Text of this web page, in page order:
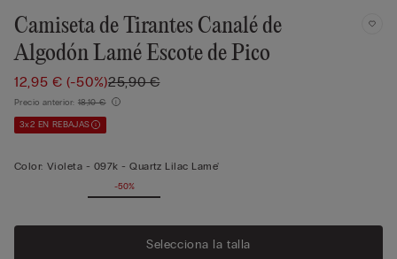
Camiseta de Tirantes Canalé de
Algodón Lamé Escote de Pico
12,95 €(-50%)25,90 €
Precio anterior: 18,10 € i
3x2 EN REBAJAS
Color: Violeta - 097k - Quartz Lilac Lame'
-50%
Selecciona la talla